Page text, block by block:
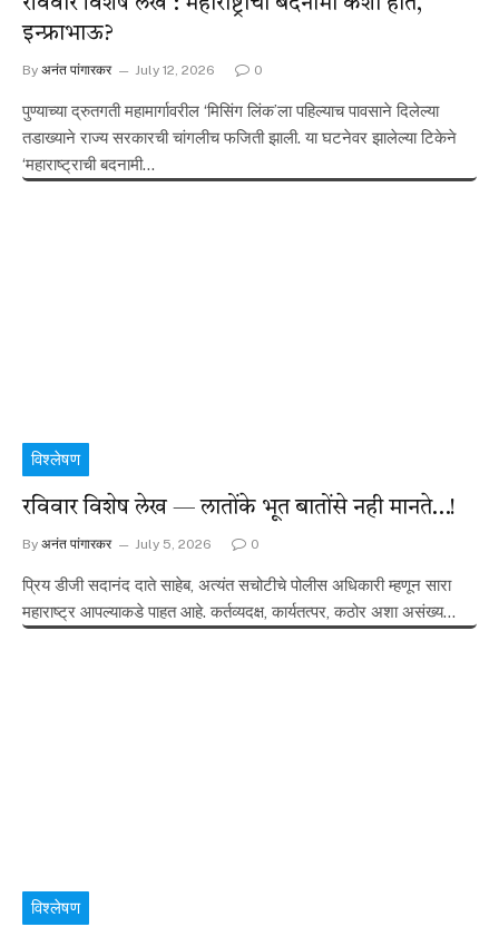
इन्फ्राभाऊ?
By अनंत पांगारकर July 12, 2026 0
पुण्याच्या द्रुतगती महामार्गावरील ‘मिसिंग लिंक’ला पहिल्याच पावसाने दिलेल्या
तडाख्याने राज्य सरकारची चांगलीच फजिती झाली. या घटनेवर झालेल्या टिकेने
‘महाराष्ट्राची बदनामी…
विश्लेषण
रविवार विशेष लेख — लातोंके भूत बातोंसे नही मानते…!
By अनंत पांगारकर July 5, 2026 0
प्रिय डीजी सदानंद दाते साहेब, अत्यंत सचोटीचे पोलीस अधिकारी म्हणून सारा
महाराष्ट्र आपल्याकडे पाहत आहे. कर्तव्यदक्ष, कार्यतत्पर, कठोर अशा असंख्य…
विश्लेषण